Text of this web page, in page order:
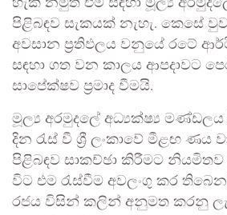
හැකි නමුත් එම සඳහා මූල්‍ය
පිළිබඳව සැකයක් නැහැ. කෙසේ
අවසාන ප්‍රතිඵලය වනුයේ රටේ
සඳහා ගත වන කාලය ආපදාවට
සාපේක්ෂව ප්‍රමාද වීමයි.
මූල්‍ය අරමුදලේ අධ්‍යක්ෂ්‍ය මණ්ඩලය
දින රැස් වී ශ්‍රී ලංකාවේ මීළඟ ණය
පිළිබඳව සාකච්ඡා කිරීමට
විට එම රැස්වීම අවලංගු කර
රජය විසින් කලින් අනුමත කරනු